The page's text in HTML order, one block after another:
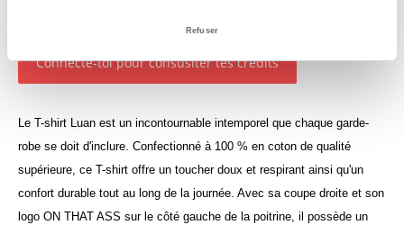
Refuser
Connecte-toi pour consuslter tes crédits
Le T-shirt Luan est un incontournable intemporel que chaque garde-
robe se doit d'inclure. Confectionné à 100 % en coton de qualité
supérieure, ce T-shirt offre un toucher doux et respirant ainsi qu'un
confort durable tout au long de la journée. Avec sa coupe droite et son
logo ON THAT ASS sur le côté gauche de la poitrine, il possède un